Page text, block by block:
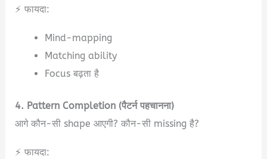
⚡ फायदा:
Mind-mapping
Matching ability
Focus बढ़ता है
4. Pattern Completion (पैटर्न पहचानना)
आगे कौन-सी shape आएगी? कौन-सी missing है?
⚡ फायदा: